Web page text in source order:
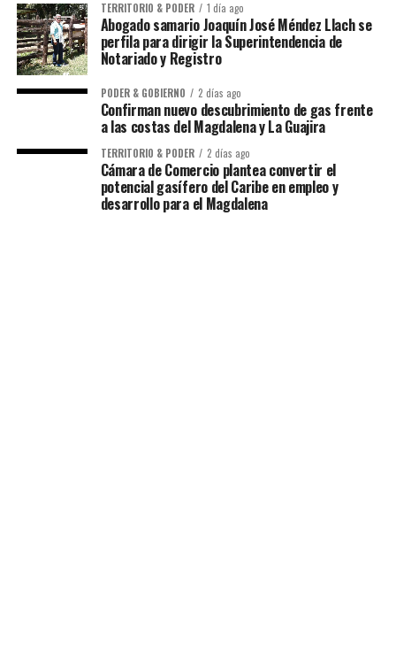
TERRITORIO & PODER 1 día ago
Abogado samario Joaquín José Méndez Llach se
perfila para dirigir la Superintendencia de
Notariado y Registro
PODER & GOBIERNO 2 días ago
Confirman nuevo descubrimiento de gas frente
a las costas del Magdalena y La Guajira
TERRITORIO & PODER 2 días ago
Cámara de Comercio plantea convertir el
potencial gasífero del Caribe en empleo y
desarrollo para el Magdalena